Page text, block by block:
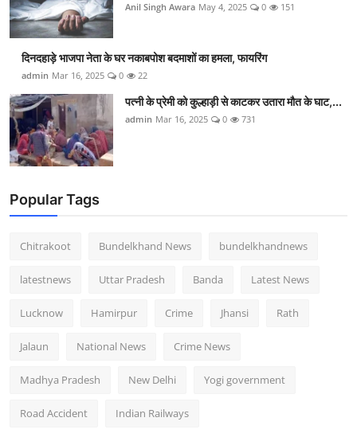
Anil Singh Awara May 4, 2025 0 151
दिनदहाड़े भाजपा नेता के घर नकाबपोश बदमाशों का हमला, फायरिंग
admin Mar 16, 2025 0 22
पत्नी के प्रेमी को कुल्हाड़ी से काटकर उतारा मौत के घाट,...
admin Mar 16, 2025 0 731
Popular Tags
Chitrakoot Bundelkhand News bundelkhandnews
latestnews Uttar Pradesh Banda Latest News
Lucknow Hamirpur Crime Jhansi Rath
Jalaun National News Crime News
Madhya Pradesh New Delhi Yogi government
Road Accident Indian Railways